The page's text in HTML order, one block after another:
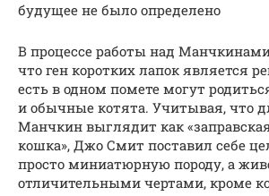
будущее не было определено
В процессе работы над
что ген коротких лапок является
есть в одном помете могут
и обычные котята. Учитывая, что
Манчкин выглядит как
кошка», Джо Смит поставил себе
просто миниатюрную породу, а
отличительными чертами, кроме